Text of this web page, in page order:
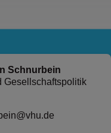
Schnurbein
Gesellschaftspolitik